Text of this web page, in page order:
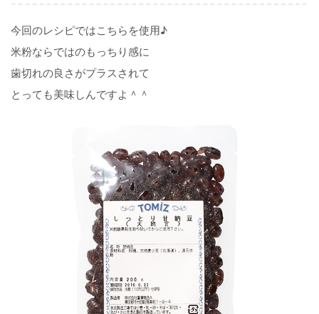
今回のレシピではこちらを使用♪
米粉ならではのもっちり感に
歯切れの良さがプラスされて
とっても美味しんですよ＾＾